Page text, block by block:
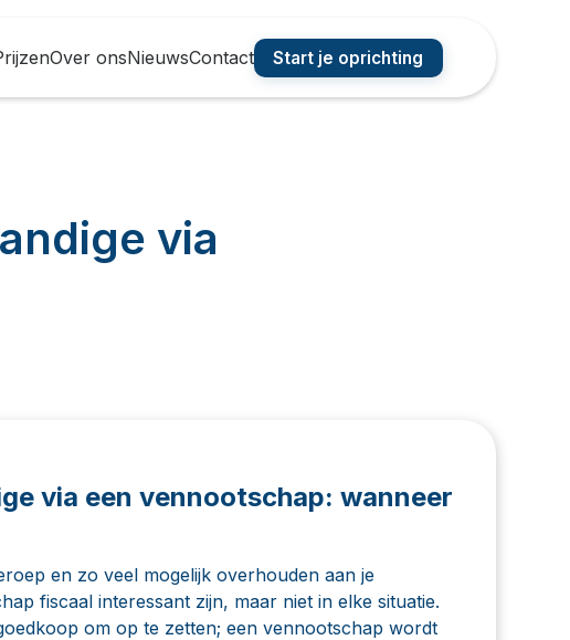
Over onsNieuwsContact Start je oprichting
via
via een vennootschap: wanneer
en zo veel mogelijk overhouden aan je
fiscaal interessant zijn, maar niet in elke situatie.
om op te zetten; een vennootschap wordt